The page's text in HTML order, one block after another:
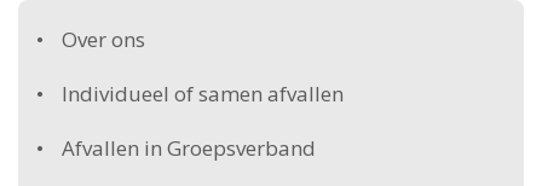
Over ons
Individueel of samen afvallen
Afvallen in Groepsverband